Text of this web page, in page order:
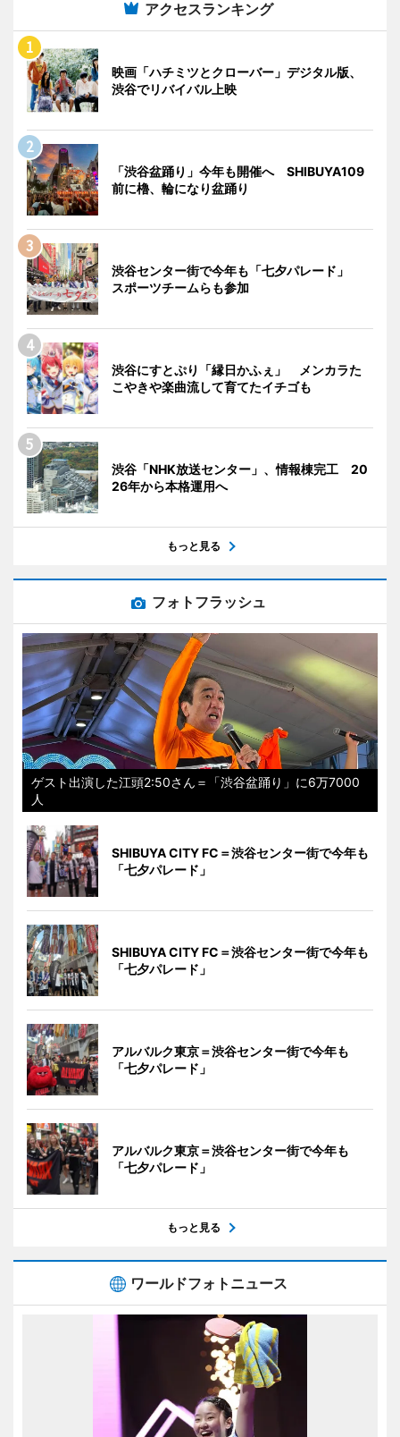
アクセスランキング
映画「ハチミツとクローバー」デジタル版、
渋谷でリバイバル上映
「渋谷盆踊り」今年も開催へ SHIBUYA109
前に櫓、輪になり盆踊り
渋谷センター街で今年も「七夕パレード」
スポーツチームらも参加
渋谷にすとぷり「縁日かふぇ」 メンカラた
こやきや楽曲流して育てたイチゴも
渋谷「NHK放送センター」、情報棟完工 20
26年から本格運用へ
もっと見る
フォトフラッシュ
ゲスト出演した江頭2:50さん＝「渋谷盆踊り」に6万7000
人
SHIBUYA CITY FC＝渋谷センター街で今年も
「七夕パレード」
SHIBUYA CITY FC＝渋谷センター街で今年も
「七夕パレード」
アルバルク東京＝渋谷センター街で今年も
「七夕パレード」
アルバルク東京＝渋谷センター街で今年も
「七夕パレード」
もっと見る
ワールドフォトニュース